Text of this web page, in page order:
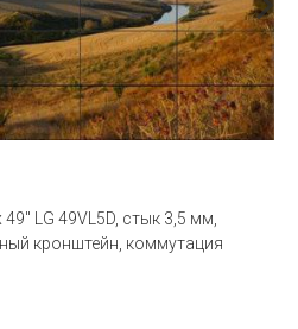
LG 49VL5D, стык 3,5 мм,
кронштейн, коммутация